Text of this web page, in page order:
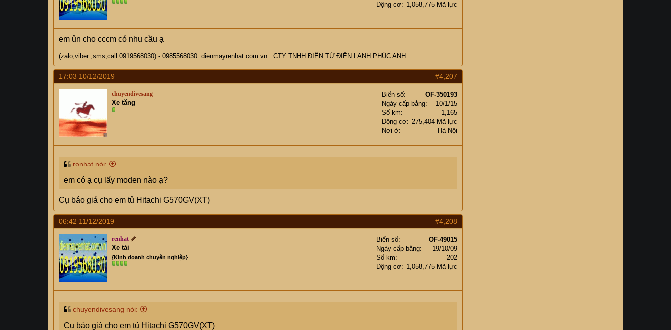
Động cơ
1,058,775 Mã lực
em ủn cho cccm có nhu cầu ạ
(zalo;viber ;sms;call.0919568030) - 0985568030. dienmayrenhat.com.vn . CTY TNHH ĐIỆN TỬ ĐIỆN LẠNH PHÚC ANH.
17:03 10/12/2019 #4,207
chuyendivesang
Xe tăng
Biển số
OF-350193
Ngày cấp bằng
10/1/15
Số km
1,165
Động cơ
275,404 Mã lực
Nơi ở
Hà Nội
renhat nói:
em có ạ cụ lấy moden nào ạ?
Cụ báo giá cho em tủ Hitachi G570GV(XT)
06:42 11/12/2019 #4,208
renhat
Xe tải
{Kinh doanh chuyên nghiệp}
Biển số
OF-49015
Ngày cấp bằng
19/10/09
Số km
202
Động cơ
1,058,775 Mã lực
chuyendivesang nói:
Cụ báo giá cho em tủ Hitachi G570GV(XT)